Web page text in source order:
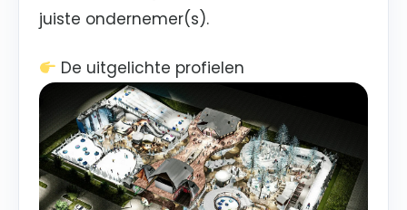
juiste ondernemer(s).
De uitgelichte profielen